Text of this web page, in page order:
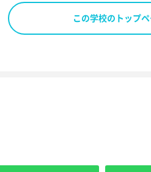
この学校のトップ